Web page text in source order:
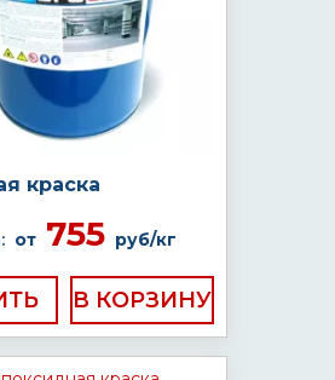
краска
от755 руб/кг